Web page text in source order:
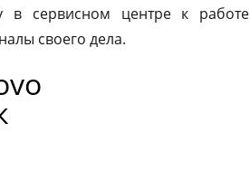
в сервисном центре к работе
своего дела.